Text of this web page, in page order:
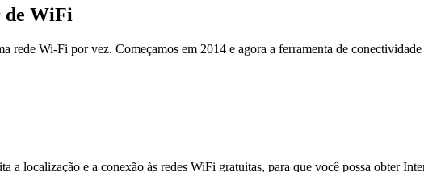
de WiFi
rede Wi-Fi por vez. Começamos em 2014 e agora a ferramenta de conectividade
localização e a conexão às redes WiFi gratuitas, para que você possa obter